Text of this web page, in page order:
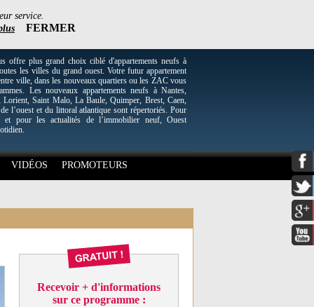
service.
FERMER
plus grand choix ciblé d'appartements neufs à
les villes du grand ouest. Votre futur appartement
ville, dans les nouveaux quartiers ou les ZAC vous
Les nouveaux appartements neufs à Nantes,
Lorient, Saint Malo, La Baule, Quimper, Brest, Caen,
l’ouest et du littoral atlantique sont répertoriés. Pour
et pour les actualités de l’immobilier neuf, Ouest
VIDÉOS PROMOTEURS
Recevoir + d'informations
sur ce programme :